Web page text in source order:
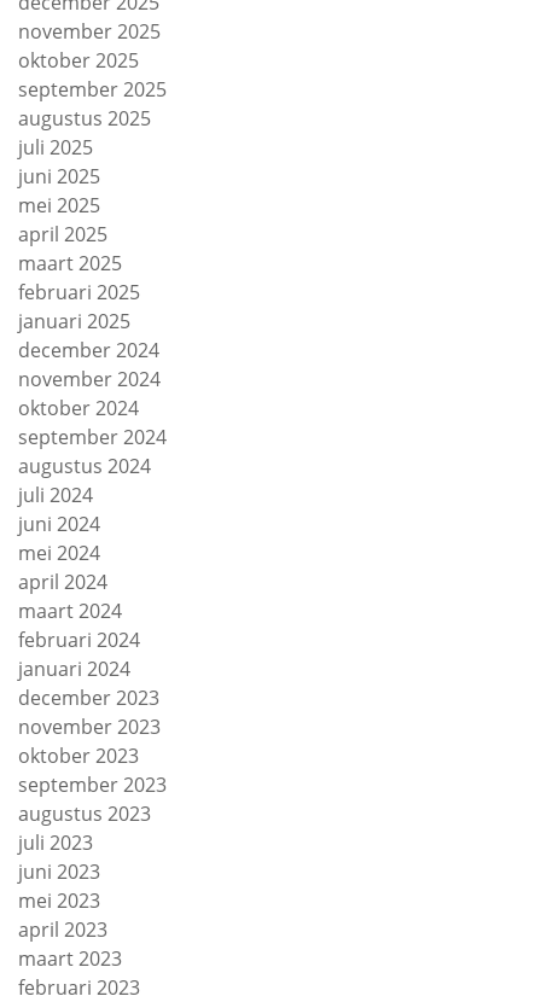
november 2025
oktober 2025
september 2025
augustus 2025
juli 2025
juni 2025
mei 2025
april 2025
maart 2025
februari 2025
januari 2025
december 2024
november 2024
oktober 2024
september 2024
augustus 2024
juli 2024
juni 2024
mei 2024
april 2024
maart 2024
februari 2024
januari 2024
december 2023
november 2023
oktober 2023
september 2023
augustus 2023
juli 2023
juni 2023
mei 2023
april 2023
maart 2023
februari 2023